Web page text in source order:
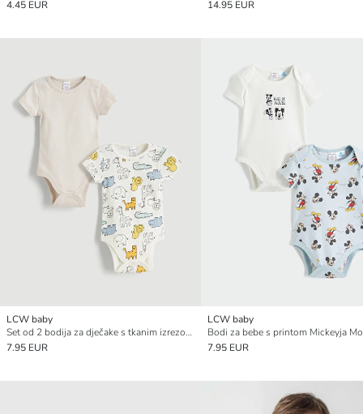
4.45 EUR 14.95 EUR
LCW baby
Set od 2 bodija za dječake s tkanim izrezom i kopčama
7.95 EUR
LCW baby
7.95 EUR